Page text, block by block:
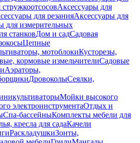
Аксессуары для
для резанияАксессуары для
для измерительных
станковДом и садСадовая
Цепные
мотоблокиКусторезы,
кормовые измельчителиСадовые
Аэраторы,
ДровоколыСеялки,
Мойки высокого
электроинструментаОтдых и
Спа-бассейныКомплекты мебели для
кресла для садаКачели
РаскладушкиЗонты,